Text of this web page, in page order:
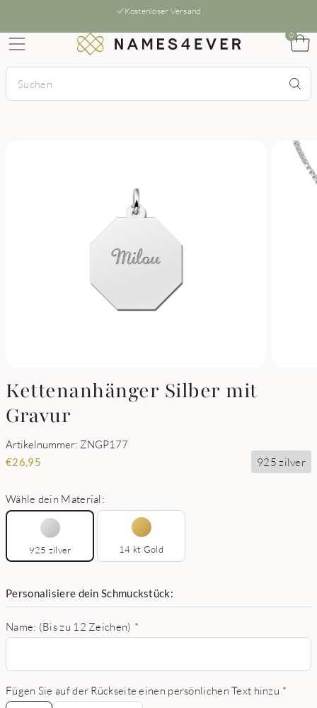
Kostenloser Versand
0
Kettenanhänger Silber mit
Gravur
Artikelnummer: ZNGP177
€26,95 925 zilver
Wähle dein Material:
925 zilver 14 kt Gold
Personalisiere dein Schmuckstück:
Name: (Bis zu 12 Zeichen) *
Fügen Sie auf der Rückseite einen persönlichen Text hinzu *
Nein